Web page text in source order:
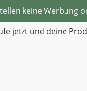
keine Werbung
jetzt und deine